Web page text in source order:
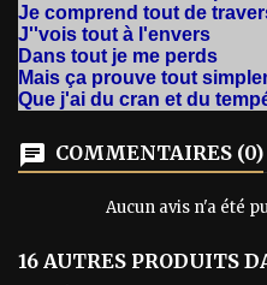
Je comprend tout de
J''vois tout à l'envers
Dans tout je me perds
Mais ça prouve tout
Que j'ai du cran et du
COMMENTAIRES (0)
Aucun avis n'a été
16 AUTRES PRODUITS